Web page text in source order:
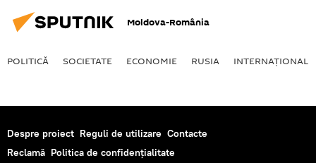
Moldova-România
POLITICĂ SOCIETATE ECONOMIE RUSIA INTERNAŢIONAL
Despre proiect Reguli de utilizare Contacte
Reclamă Politica de confidențialitate